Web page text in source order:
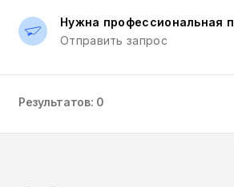
Нужна профессиональная
Отправить запрос
Результатов: 0